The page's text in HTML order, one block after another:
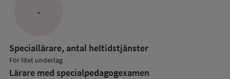
-
Speciallärare, antal heltidstjänster
För litet underlag
Lärare med specialpedagog­examen